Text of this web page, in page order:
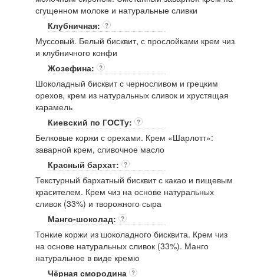
сгущенном молоке и натуральные сливки
Клубничная:
?
Муссовый. Белый бисквит, с прослойками крем чиз
и клубничного конфи
Жозефина:
?
Шоколадный бисквит с черносливом и грецким
орехов, крем из натуральных сливок и хрустящая
карамель
Киевский по ГОСТу:
?
Белковые коржи с орехами. Крем «Шарлотт»:
заварной крем, сливочное масло
Красный бархат:
?
Текстурный бархатный бисквит с какао и пищевым
красителем. Крем чиз на основе натуральных
сливок (33%) и творожного сыра
Манго-шоколад:
?
Тонкие коржи из шоколадного бисквита. Крем чиз
на основе натуральных сливок (33%). Манго
натуральное в виде кремю
Чёрная смородина ?